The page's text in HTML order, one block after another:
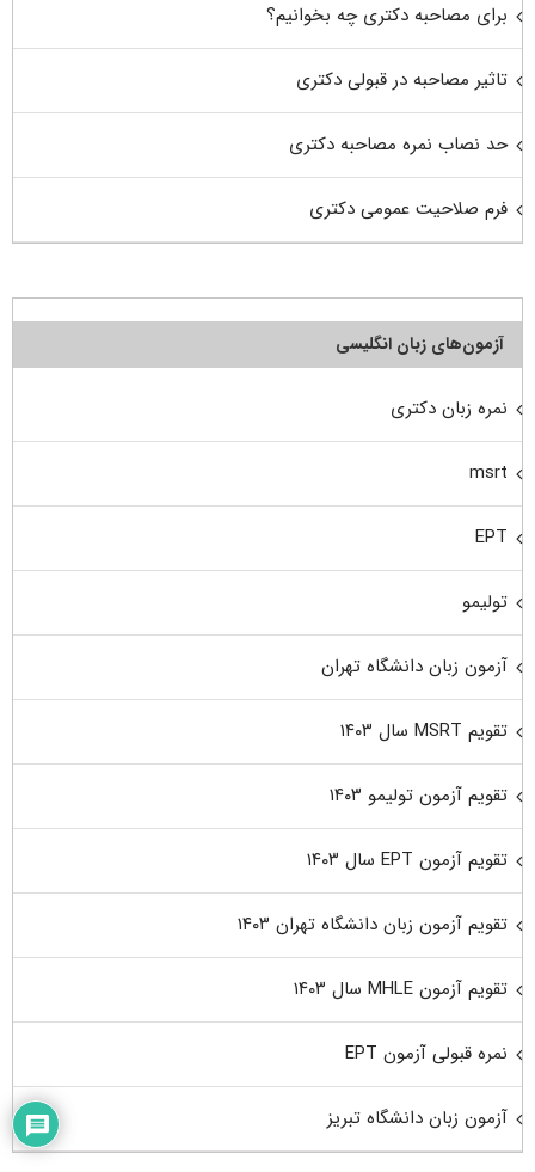
برای مصاحبه دکتری چه بخوانیم؟
تاثیر مصاحبه در قبولی دکتری
حد نصاب نمره مصاحبه دکتری
فرم صلاحیت عمومی دکتری
آزمون‌های زبان انگلیسی
نمره زبان دکتری
msrt
EPT
تولیمو
آزمون زبان دانشگاه تهران
تقویم MSRT سال ۱۴۰۳
تقویم آزمون تولیمو ۱۴۰۳
تقویم آزمون EPT سال ۱۴۰۳
تقویم آزمون زبان دانشگاه تهران ۱۴۰۳
تقویم آزمون MHLE سال ۱۴۰۳
نمره قبولی آزمون EPT
آزمون زبان دانشگاه تبریز